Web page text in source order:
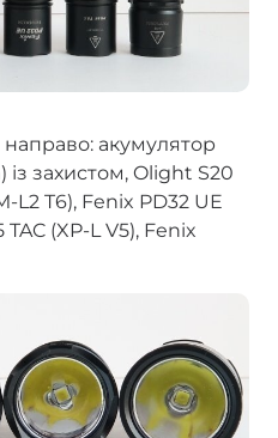
направо: акумулятор
захистом, Olight S20
L2 T6), Fenix PD32 UE
(XP-L V5), Fenix